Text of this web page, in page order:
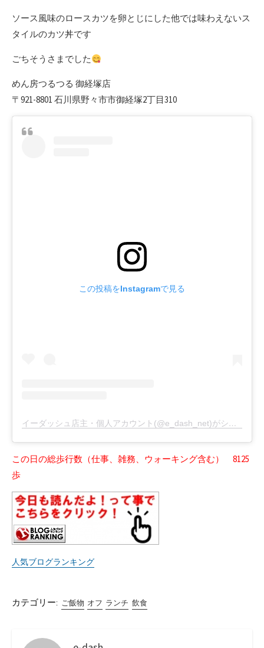
ソース風味のロースカツを卵とじにした他では味わえないス
タイルのカツ丼です
ごちそうさまでした
めん房つるつる 御経塚店
〒921-8801 石川県野々市市御経塚2丁目310
この投稿をInstagramで見る
イーダッシュ店主・個人アカウント(@e_dash_net)がシェアした投稿
この日の総歩行数（仕事、雑務、ウォーキング含む） 8125
歩
人気ブログランキング
カテゴリー: ご飯物 オフ ランチ 飲食